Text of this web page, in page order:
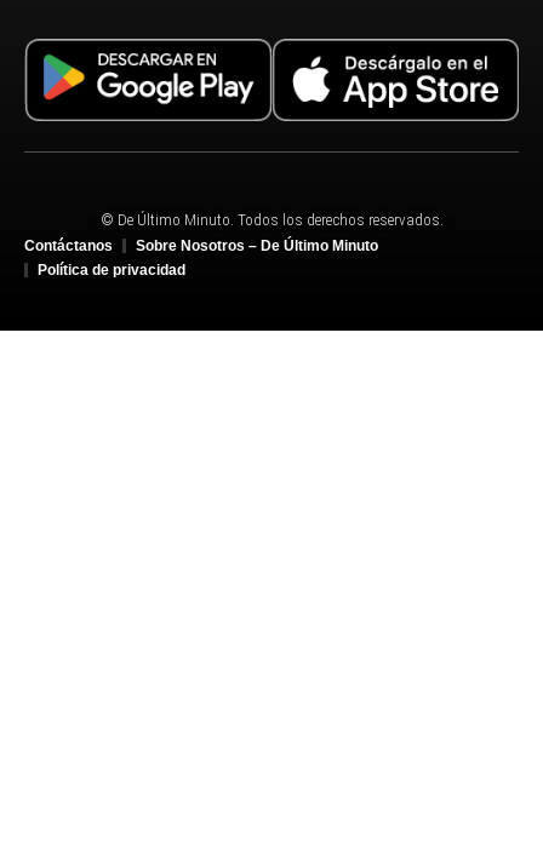
© De Último Minuto. Todos los derechos reservados.
Contáctanos
Sobre Nosotros – De Último Minuto
Política de privacidad